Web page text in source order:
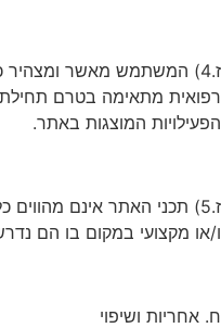
ז.4) המשתמש מאשר ומצהיר
רפואית מתאימה בטרם תחילת
הפעילויות המוצגות באתר.
ז.5) תכני האתר אינם מהווים
ו/או מקצועי במקום בו הם
ח. אחריות ושיפוי